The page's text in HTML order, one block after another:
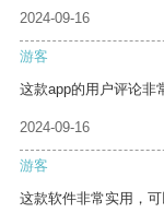
2024-09-16
游客
这款app的用户评论非
2024-09-16
游客
这款软件非常实用，可